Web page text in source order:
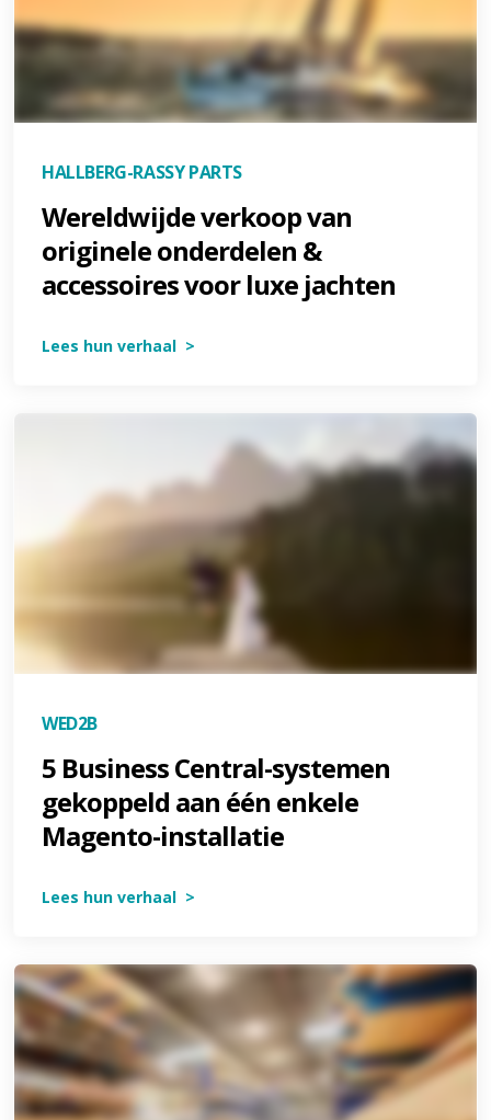
HALLBERG-RASSY PARTS
Wereldwijde verkoop van
originele onderdelen &
accessoires voor luxe jachten
Lees hun verhaal >
WED2B
5 Business Central-systemen
gekoppeld aan één enkele
Magento-installatie
Lees hun verhaal >